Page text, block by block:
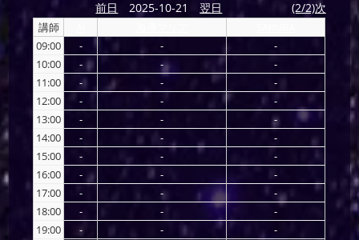
前日 2025-10-21 翌日 (2/2)次
講師
09:00
- -
-
10:00
- -
-
11:00
- -
-
12:00
- -
-
13:00
- -
-
14:00
- -
-
15:00
- -
-
16:00
- -
-
17:00
- -
-
18:00
- -
-
19:00
- -
-